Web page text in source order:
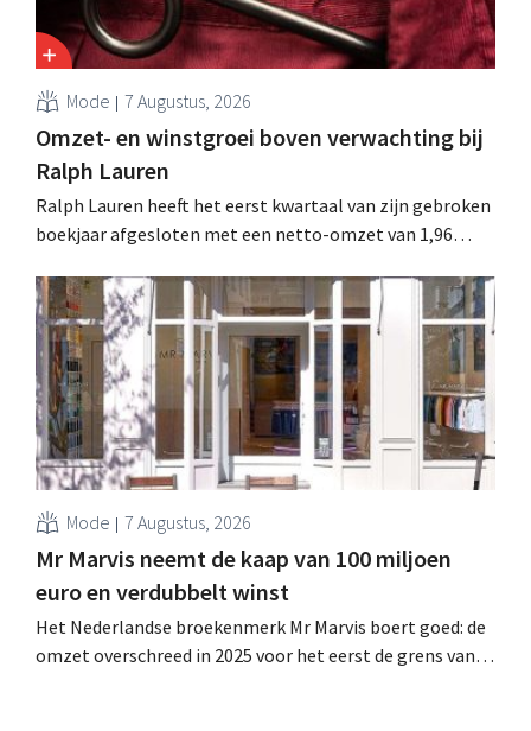
Mode 7 Augustus, 2026
Omzet- en winstgroei boven verwachting bij
Ralph Lauren
Ralph Lauren heeft het eerst kwartaal van zijn gebroken
boekjaar afgesloten met een netto-omzet van 1,96
is dan een jaar eerder. Na die beter dan verwachte start
verhoogt het bedrijf ook zijn vooruitzichten voor het
volledige boekjaar.
Mode 7 Augustus, 2026
Mr Marvis neemt de kaap van 100 miljoen
euro en verdubbelt winst
Het Nederlandse broekenmerk Mr Marvis boert goed: de
omzet overschreed in 2025 voor het eerst de grens van